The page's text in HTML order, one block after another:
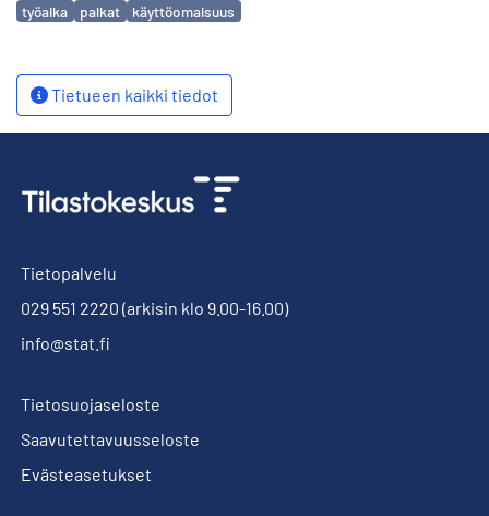
työaika
palkat käyttöomaisuus
Tietueen kaikki tiedot
Tietopalvelu
029 551 2220 (arkisin klo 9.00-16.00)
info@stat.fi
Tietosuojaseloste
Saavutettavuusseloste
Evästeasetukset